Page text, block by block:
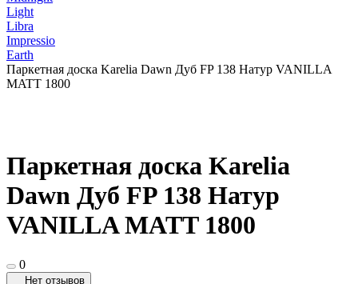
Light
Libra
Impressio
Earth
Паркетная доска Karelia Dawn Дуб FP 138 Натур VANILLA
MATT 1800
Паркетная доска Karelia
Dawn Дуб FP 138 Натур
VANILLA MATT 1800
0
Нет отзывов